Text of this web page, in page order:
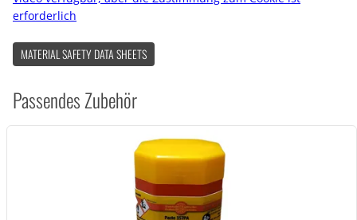
erforderlich
MATERIAL SAFETY DATA SHEETS
Passendes Zubehör